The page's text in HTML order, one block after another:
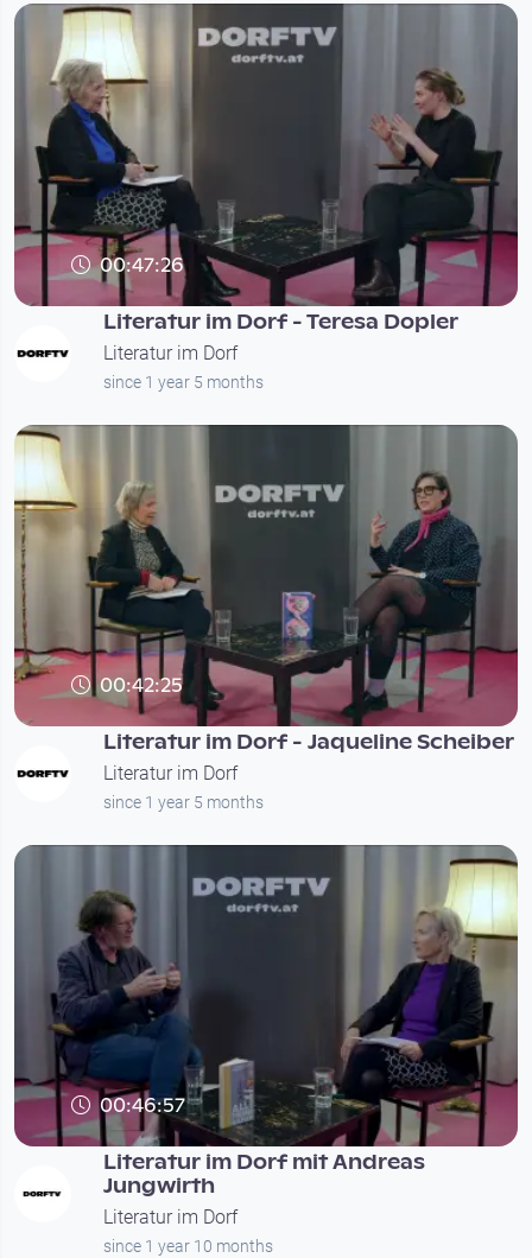
00:47:26
Literatur im Dorf - Teresa Dopler
Literatur im Dorf
since 1 year 5 months
00:42:25
Literatur im Dorf - Jaqueline Scheiber
Literatur im Dorf
since 1 year 5 months
00:46:57
Literatur im Dorf mit Andreas
Jungwirth
Literatur im Dorf
since 1 year 10 months